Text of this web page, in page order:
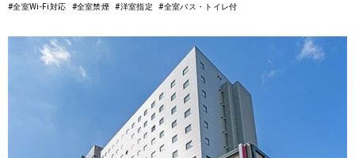
#全室Wi-Fi対応 #全室禁煙 #洋室指定 #全室バス・トイレ付